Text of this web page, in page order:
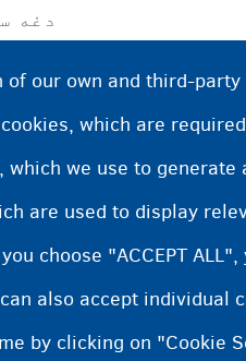
دغه
of our own and third-
which are
we use to generate
are used to display
choose "ACCEPT
also accept individual
by clicking on "Cookie